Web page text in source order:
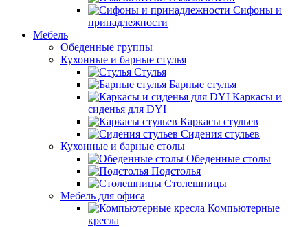
Сифоны и
принадлежности
Мебель
Обеденные группы
Кухонные и барные стулья
Стулья
Барные стулья
Каркасы и
сиденья для DYI
Каркасы стульев
Сидения стульев
Кухонные и барные столы
Обеденные столы
Подстолья
Столешницы
Мебель для офиса
Компьютерные
кресла